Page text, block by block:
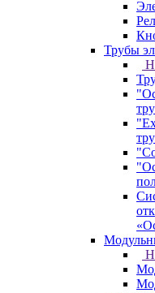
Трубы